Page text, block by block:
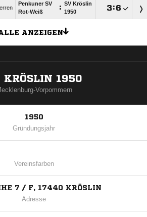
Penkuner SV
Rot-Weiß
: SV Kröslin
1950
:
ANZEIGEN
KRÖSLIN 1950
Vorpommern
1950
Gründungsjahr
Vereinsfarben
7 / F, 17440 KRÖSLIN
Adresse